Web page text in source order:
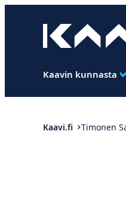
sisältöön
Kaavin kunta
pimee.
Kaavin kunnasta
Kaavi.fi Timonen